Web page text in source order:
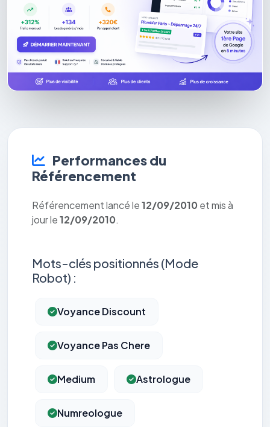
Performances du
Référencement
Référencement lancé le12/09/2010 et mis à
jour le12/09/2010.
Mots-clés positionnés (Mode
Robot) :
Voyance Discount
Voyance Pas Chere
Medium Astrologue
Numreologue